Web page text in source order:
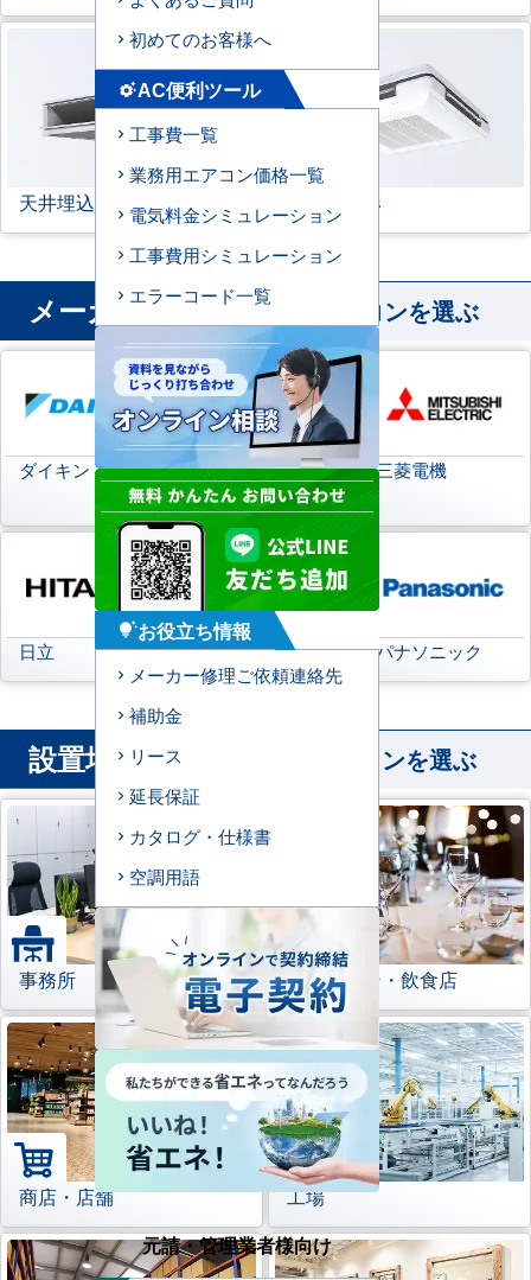
天井埋込ダクト形 天吊自在形
メーカー から業務用エアコンを選ぶ
ダイキン
日本キヤリア
(旧:東芝キヤリア)
三菱電機
日立 三菱重工 パナソニック
設置場所 から業務用エアコンを選ぶ
事務所 レストラン・飲食店
商店・店舗 工場
初めてのお客様へ
settings_suggestAC便利ツール
工事費一覧
業務用エアコン価格一覧
電気料金シミュレーション
工事費用シミュレーション
エラーコード一覧
tips_and_updatesお役立ち情報
メーカー修理ご依頼連絡先
補助金
リース
延長保証
カタログ・仕様書
空調用語
元請・管理業者様向け